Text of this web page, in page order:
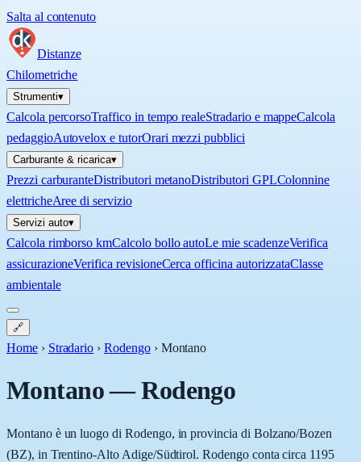
Salta al contenuto
Distanze
Chilometriche
Strumenti▾
Calcola percorsoTraffico in tempo realeStradario e mappeCalcola
pedaggioAutovelox e tutorOrari mezzi pubblici
Carburante & ricarica▾
Prezzi carburanteDistributori metanoDistributori GPLColonnine
elettricheAree di servizio
Servizi auto▾
Calcola rimborso kmCalcolo bollo autoLe mie scadenzeVerifica
assicurazioneVerifica revisioneCerca officina autorizzataClasse
ambientale
🔗
Home › Stradario › Rodengo › Montano
Montano—Rodengo
Montano è un luogo di Rodengo, in provincia di Bolzano/Bozen
(BZ), in Trentino-Alto Adige/Südtirol. Rodengo conta circa 1195